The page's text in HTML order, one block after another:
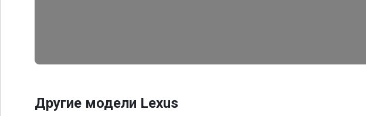
Другие модели Lexus